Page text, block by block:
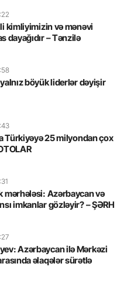
kimliyimizin və mənəvi
dayağıdır – Tənzilə
yalnız böyük liderlər dəyişir
Türkiyəyə 25 milyondan çox
mərhələsi: Azərbaycan və
imkanlar gözləyir? – ŞƏRH
Azərbaycan ilə Mərkəzi
əlaqələr sürətlə